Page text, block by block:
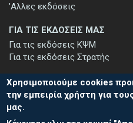
'Αλλες εκδόσεις
ΓΙΑ ΤΙΣ ΕΚΔΟΣΕΙΣ ΜΑΣ
Για τις εκδόσεις ΚΨΜ
Για τις εκδόσεις Στρατής
ΕΓΓΡΑΦΗ ΣΤΟ
Χρησιμοποιούμε cookies
την εμπειρία χρήστη για
μας.